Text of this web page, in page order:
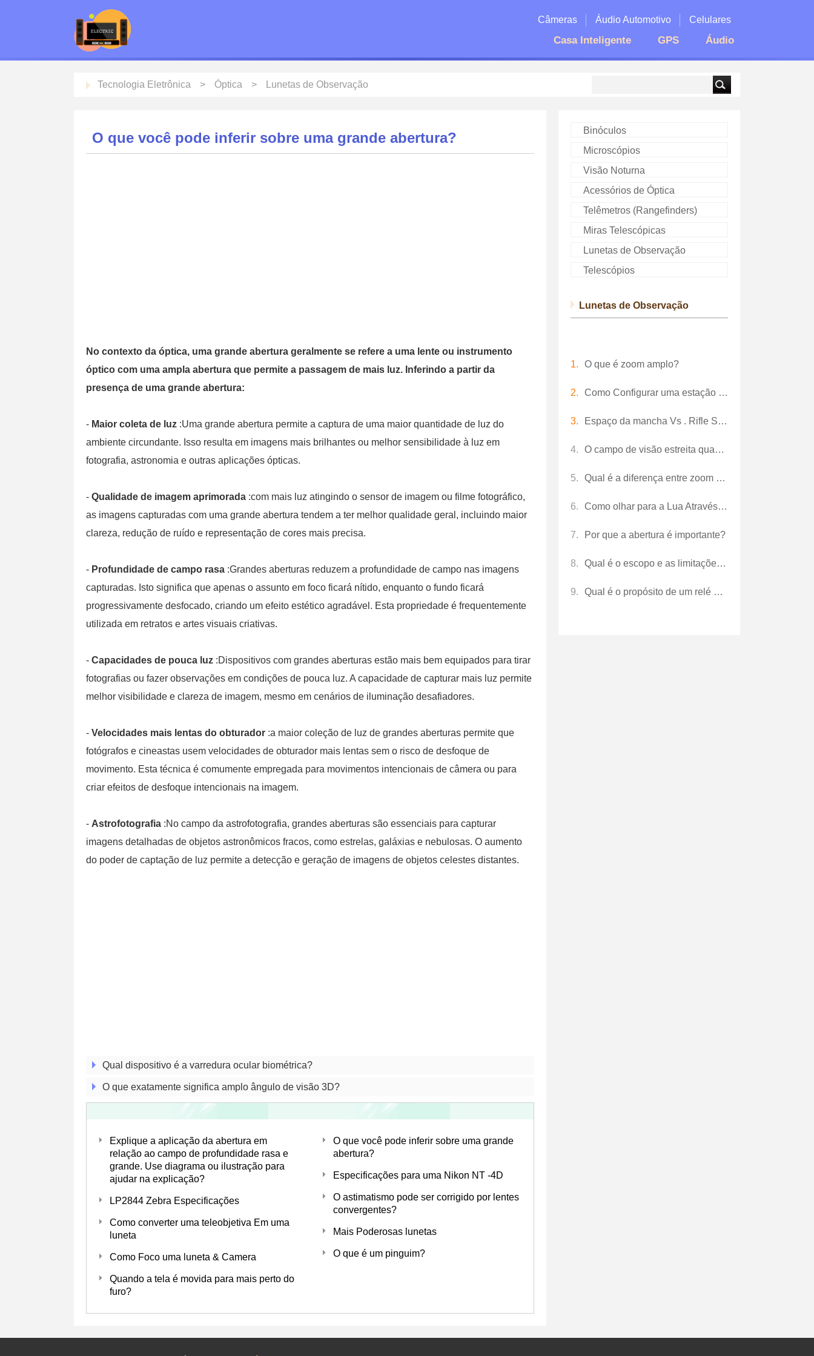
Câmeras Áudio Automotivo Celulares
Casa Inteligente GPS Áudio
Tecnologia Eletrônica Óptica Lunetas de Observação
O que você pode inferir sobre uma grande abertura?
No contexto da óptica, uma grande abertura geralmente se refere a uma lente ou instrumento
óptico com uma ampla abertura que permite a passagem de mais luz. Inferindo a partir da
presença de uma grande abertura:
- Maior coleta de luz :Uma grande abertura permite a captura de uma maior quantidade de luz do
ambiente circundante. Isso resulta em imagens mais brilhantes ou melhor sensibilidade à luz em
fotografia, astronomia e outras aplicações ópticas.
- Qualidade de imagem aprimorada :com mais luz atingindo o sensor de imagem ou filme fotográfico,
as imagens capturadas com uma grande abertura tendem a ter melhor qualidade geral, incluindo maior
clareza, redução de ruído e representação de cores mais precisa.
- Profundidade de campo rasa :Grandes aberturas reduzem a profundidade de campo nas imagens
capturadas. Isto significa que apenas o assunto em foco ficará nítido, enquanto o fundo ficará
progressivamente desfocado, criando um efeito estético agradável. Esta propriedade é frequentemente
utilizada em retratos e artes visuais criativas.
- Capacidades de pouca luz :Dispositivos com grandes aberturas estão mais bem equipados para tirar
fotografias ou fazer observações em condições de pouca luz. A capacidade de capturar mais luz permite
melhor visibilidade e clareza de imagem, mesmo em cenários de iluminação desafiadores.
- Velocidades mais lentas do obturador :a maior coleção de luz de grandes aberturas permite que
fotógrafos e cineastas usem velocidades de obturador mais lentas sem o risco de desfoque de
movimento. Esta técnica é comumente empregada para movimentos intencionais de câmera ou para
criar efeitos de desfoque intencionais na imagem.
- Astrofotografia :No campo da astrofotografia, grandes aberturas são essenciais para capturar
imagens detalhadas de objetos astronômicos fracos, como estrelas, galáxias e nebulosas. O aumento
do poder de captação de luz permite a detecção e geração de imagens de objetos celestes distantes.
Qual dispositivo é a varredura ocular biométrica?
O que exatamente significa amplo ângulo de visão 3D?
Explique a aplicação da abertura em
relação ao campo de profundidade rasa e
grande. Use diagrama ou ilustração para
ajudar na explicação?
LP2844 Zebra Especificações
Como converter uma teleobjetiva Em uma
luneta
Como Foco uma luneta & Camera
Quando a tela é movida para mais perto do
furo?
O que você pode inferir sobre uma grande
abertura?
Especificações para uma Nikon NT -4D
O astimatismo pode ser corrigido por lentes
convergentes?
Mais Poderosas lunetas
O que é um pinguim?
Binóculos
Microscópios
Visão Noturna
Acessórios de Óptica
Telêmetros (Rangefinders)
Miras Telescópicas
Lunetas de Observação
Telescópios
Lunetas de Observação
O que é zoom amplo?
Como Configurar uma estação total Topcon
Espaço da mancha Vs . Rifle Scope
O campo de visão estreita quando a distância focal aumenta?
Qual é a diferença entre zoom óptico e zoom dinâmico?
Como olhar para a Lua Através de uma luneta
Por que a abertura é importante?
Qual é o escopo e as limitações de um projeto de investigação?
Qual é o propósito de um relé de potência reversa